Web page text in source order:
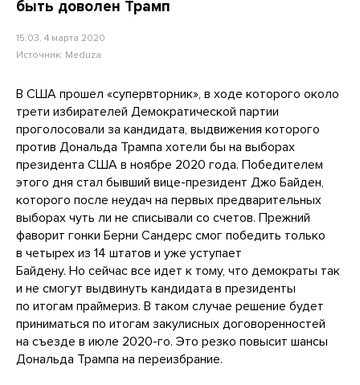
быть доволен Трамп
15:03, 4 марта 2020
Источник: Meduza
В США прошел «супервторник», в ходе которого около
трети избирателей Демократической партии
проголосовали за кандидата, выдвижения которого
против Дональда Трампа хотели бы на выборах
президента США в ноябре 2020 года. Победителем
этого дня стал бывший вице-президент Джо Байден,
которого после неудач на первых предварительных
выборах чуть ли не списывали со счетов. Прежний
фаворит гонки Берни Сандерс смог победить только
в четырех из 14 штатов и уже уступает
Байдену. Но сейчас все идет к тому, что демократы так
и не смогут выдвинуть кандидата в президенты
по итогам праймериз. В таком случае решение будет
приниматься по итогам закулисных договоренностей
на съезде в июле 2020-го. Это резко повысит шансы
Дональда Трампа на переизбрание.